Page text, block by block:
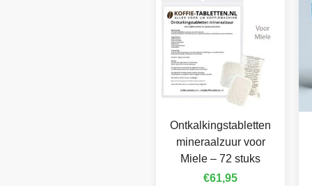
Ontkalkingstabletten
mineraalzuur voor
Miele – 72 stuks
€61,95